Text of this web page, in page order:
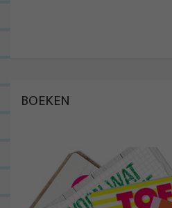
BOEKEN